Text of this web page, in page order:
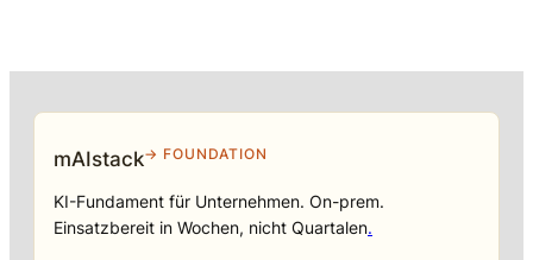
mAIstack→ FOUNDATION
KI-Fundament für Unternehmen. On-prem.
Einsatzbereit in Wochen, nicht Quartalen.